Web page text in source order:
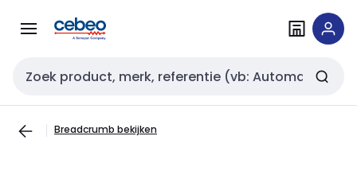
naar
naar
Zoekveld invoer
Breadcrumb bekijken